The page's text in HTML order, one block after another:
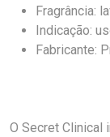
Fragrância:
Indicação:
Fabricante:
O Secret Clinical